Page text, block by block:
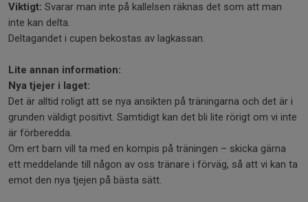
Viktigt: Svarar man inte på kallelsen räknas det som att man
inte kan delta.
Deltagandet i cupen bekostas av lagkassan.
Lite annan information:
Nya tjejer i laget:
Det är alltid roligt att se nya ansikten på träningarna och det är i
grunden väldigt positivt. Samtidigt kan det bli lite rörigt om vi inte
är förberedda.
Om ert barn vill ta med en kompis på träningen – skicka gärna
ett meddelande till någon av oss tränare i förväg, så att vi kan ta
emot den nya tjejen på bästa sätt.